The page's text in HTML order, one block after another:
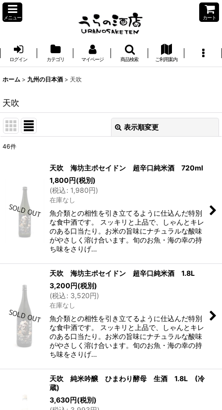
メニュー カート
ログイン カテゴリ マイページ 商品検索 ご利用案内
ホーム > 九州の日本酒 > 天吹
天吹
表示順変更
絞り込む
46件
天吹 海坊主ポセイドン 超辛口純米酒 720ml
1,800円(税別)
(税込: 1,980円)
在庫なし
魚介類との相性を引き立てるように仕込んだ特別
な食中酒です。 スッキリと上品で、しゃんとキレ
のある口当たり。お米の旨味にナチュラルな酸味
がやさしく溶け合います。旬のお魚・海の幸の持
ち味をさりげ…
天吹 海坊主ポセイドン 超辛口純米酒 1.8L
3,200円(税別)
(税込: 3,520円)
在庫なし
魚介類との相性を引き立てるように仕込んだ特別
な食中酒です。 スッキリと上品で、しゃんとキレ
のある口当たり。お米の旨味にナチュラルな酸味
がやさしく溶け合います。旬のお魚・海の幸の持
ち味をさりげ…
天吹 純米吟醸 ひまわり酵母 生酒 1.8L (冷
蔵)
3,630円(税別)